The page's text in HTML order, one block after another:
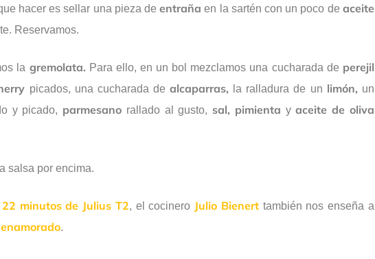
hacer es sellar una pieza deentraña en la sartén con un poco de aceite
Reservamos.
la gremolata. Para ello, en un bol mezclamos una cucharada de perejil
picados, una cucharada dealcaparras, la ralladura de un limón, un
y picado, parmesano rallado al gusto, sal, pimienta yaceite de oliva
salsa por encima.
22 minutos de Julius T2, el cocinero Julio Bienerttambién nos enseña a
.